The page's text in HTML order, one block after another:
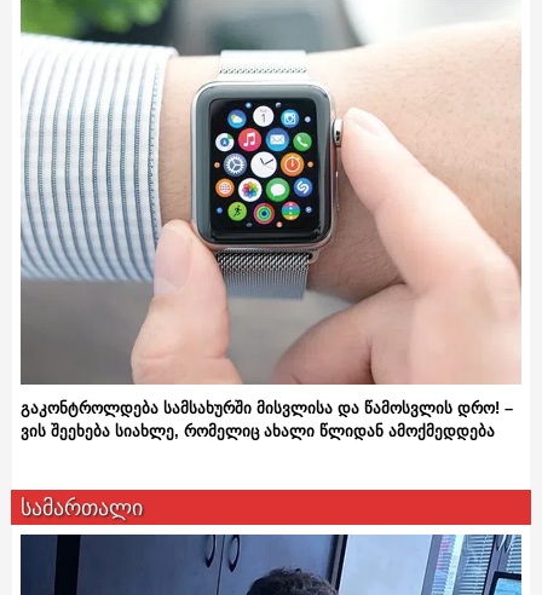
გაკონტროლდება სამსახურში მისვლისა და წამოსვლის დრო! –
ვის შეეხება სიახლე, რომელიც ახალი წლიდან ამოქმედდება
სამართალი